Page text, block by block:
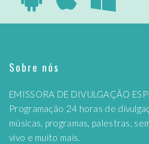
Sobre nós
EMISSORA DE DIVULGAÇÃO
Programação 24 horas de
músicas, programas, palestras,
vivo e muito mais.